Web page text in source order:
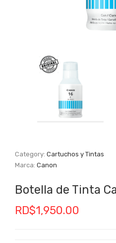
Category:Cartuchos y Tintas
Marca:Canon
Botella de Tinta
RD$1,950.00